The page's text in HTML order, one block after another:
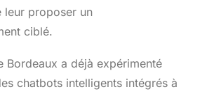
leur proposer un
ciblé.
Bordeaux a déjà expérimenté
chatbots intelligents intégrés à